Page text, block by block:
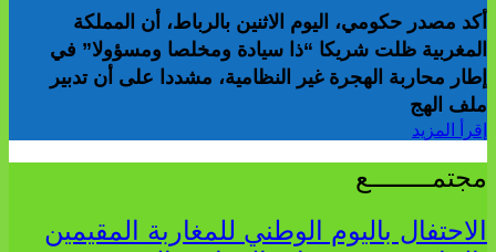
أكد مصدر حكومي، اليوم الاثنين بالرباط، أن المملكة
المغربية ظلت شريكا “ذا سيادة ومخلصا ومسؤولا” في
إطار محاربة الهجرة غير النظامية، مشددا على أن تدبير
ملف الهج
إقرأ المزيد
مجتمــــــــع
الاحتفال باليوم الوطني للمغاربة المقيمين